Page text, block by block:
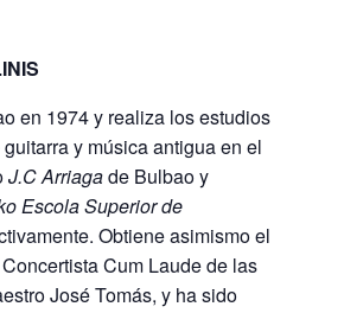
en 1974 y realiza los estudios
y música antigua en el
J.C Arriagade Bulbao y
Escola Superior de
Obtiene asimismo el
Cum Laude de las
José Tomás, y ha sido